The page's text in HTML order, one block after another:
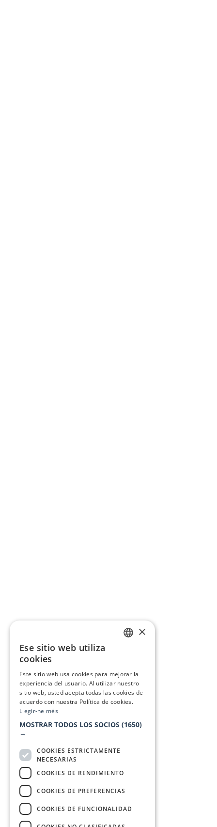
×
Ese sitio web utiliza
cookies
Este sitio web usa cookies para mejorar la
experiencia del usuario. Al utilizar nuestro
sitio web, usted acepta todas las cookies de
acuerdo con nuestra Política de cookies.
Llegir-ne més
MOSTRAR TODOS LOS SOCIOS (1650)
→
COOKIES ESTRICTAMENTE
NECESARIAS
COOKIES DE RENDIMIENTO
COOKIES DE PREFERENCIAS
COOKIES DE FUNCIONALIDAD